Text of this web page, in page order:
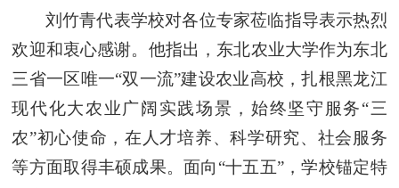
刘竹青代表学校对各位专家莅临指导表示热烈
欢迎和衷心感谢。他指出，东北农业大学作为东北
三省一区唯一“双一流”建设农业高校，扎根黑龙江
现代化大农业广阔实践场景，始终坚守服务“三
农”初心使命，在人才培养、科学研究、社会服务
等方面取得丰硕成果。面向“十五五”，学校锚定特